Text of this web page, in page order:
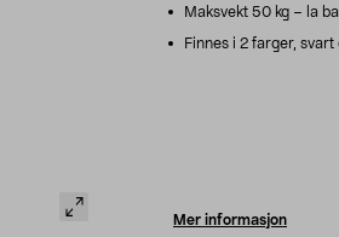
Maksvekt 50 kg – la
Finnes i 2 farger, svart
Mer informasjon